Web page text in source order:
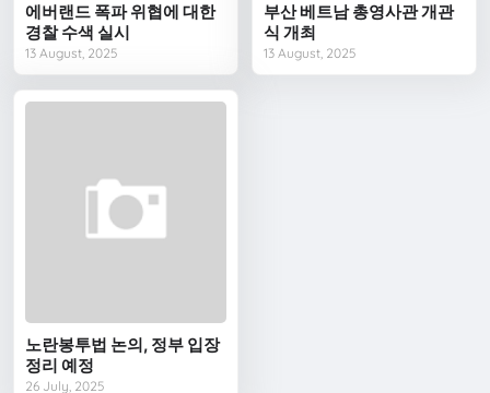
에버랜드 폭파 위협에 대한
경찰 수색 실시
13 August, 2025
부산 베트남 총영사관 개관
식 개최
13 August, 2025
노란봉투법 논의, 정부 입장
정리 예정
26 July, 2025